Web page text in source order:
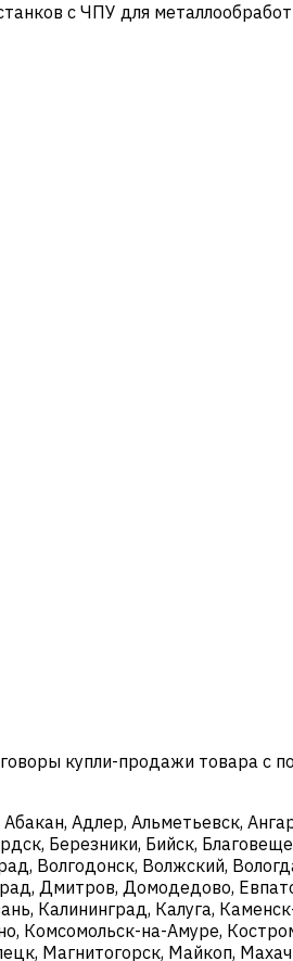
с ЧПУ для
купли-продажи товара
Адлер, Альметьевск,
Березники, Бийск,
Волгодонск, Волжский,
Дмитров, Домодедово,
Калининград, Калуга,
Комсомольск-на-Амуре,
Магнитогорск, Майкоп,